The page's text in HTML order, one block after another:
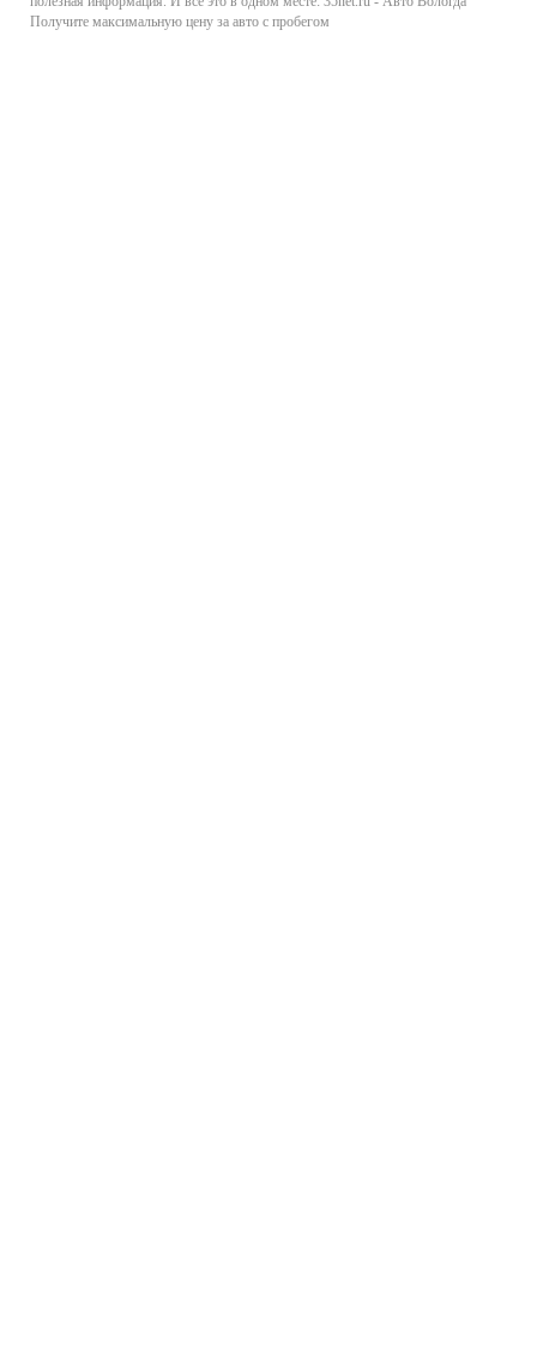
Получите максимальную цену за авто с пробегом